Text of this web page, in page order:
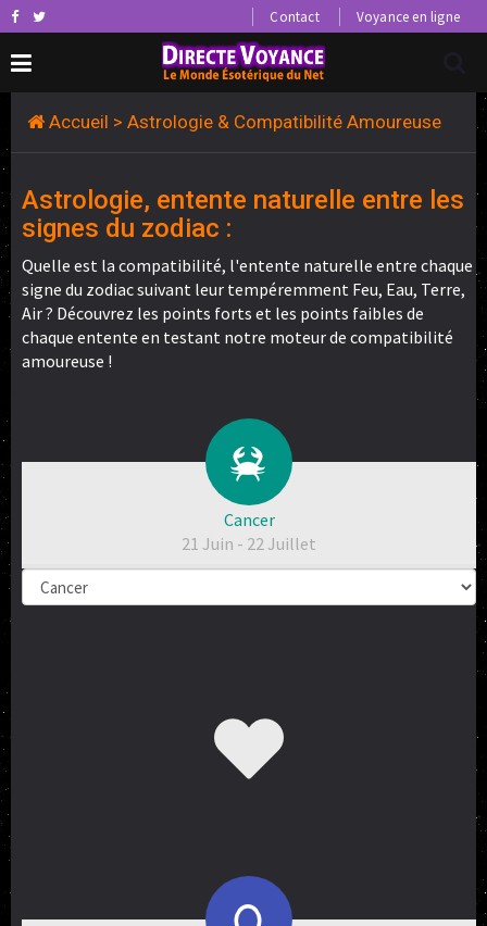
Contact Voyance en ligne
Accueil > Astrologie & Compatibilité Amoureuse
Astrologie, entente naturelle entre les
signes du zodiac :
Quelle est la compatibilité, l'entente naturelle entre chaque
signe du zodiac suivant leur tempéremment Feu, Eau, Terre,
Air ? Découvrez les points forts et les points faibles de
chaque entente en testant notre moteur de compatibilité
amoureuse !
Cancer
21 Juin - 22 Juillet